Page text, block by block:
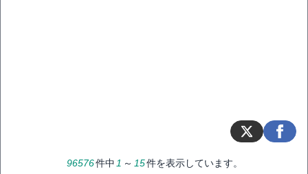
96576件中 1 ～ 15件を表示しています。